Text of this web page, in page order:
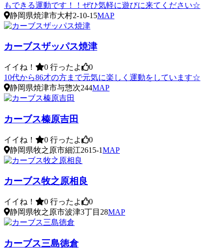
もできる運動です！！ぜひ気軽に遊びに来てください☆
静岡県焼津市大村2-10-15MAP
カーブスザッパス焼津
イイね！ 0 行ったよ
0
10代から86才の方まで元気に楽しく運動をしています☆
静岡県焼津市与惣次244MAP
カーブス榛原吉田
イイね！ 0 行ったよ
0
静岡県牧之原市細江2615-1MAP
カーブス牧之原相良
イイね！ 0 行ったよ
0
静岡県牧之原市波津3丁目28MAP
カーブス三島徳倉